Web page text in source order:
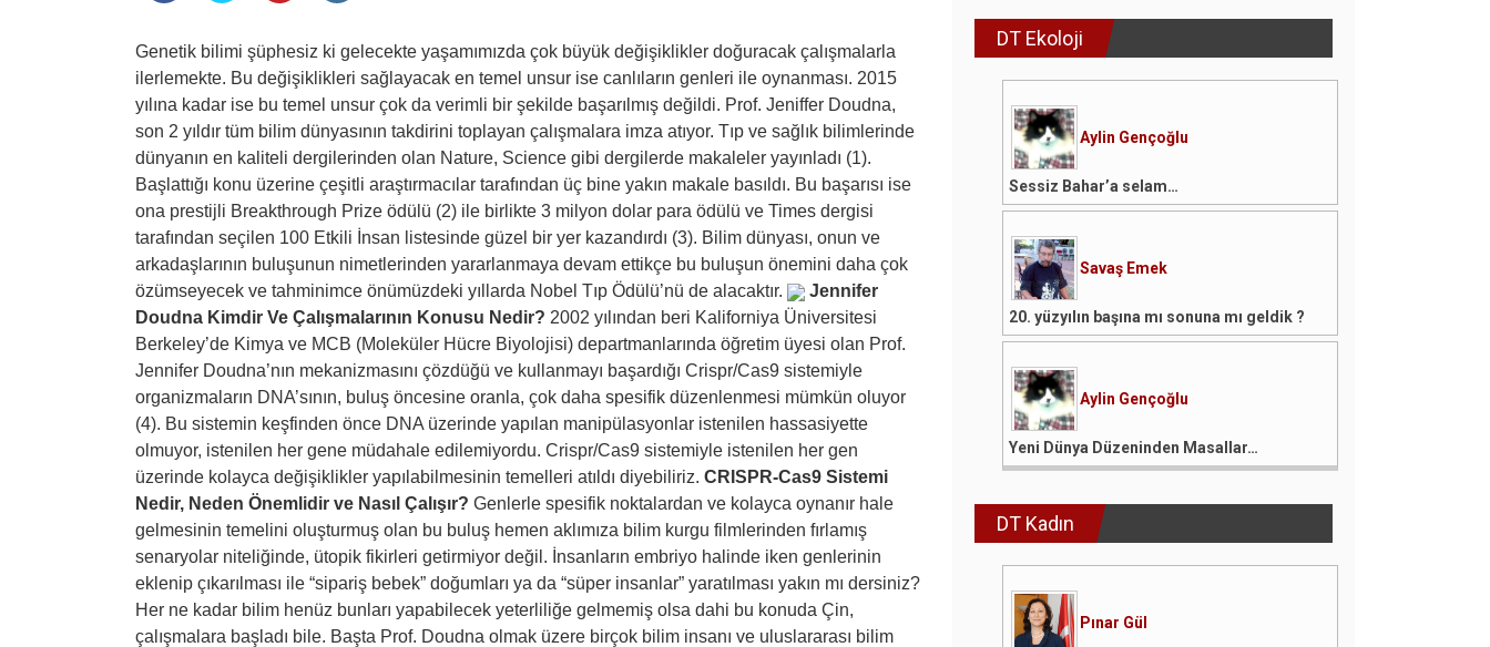
Genetik bilimi şüphesiz ki gelecekte yaşamımızda çok büyük değişiklikler doğuracak çalışmalarla
ilerlemekte. Bu değişiklikleri sağlayacak en temel unsur ise canlıların genleri ile oynanması. 2015
yılına kadar ise bu temel unsur çok da verimli bir şekilde başarılmış değildi. Prof. Jeniffer Doudna,
son 2 yıldır tüm bilim dünyasının takdirini toplayan çalışmalara imza atıyor. Tıp ve sağlık bilimlerinde
dünyanın en kaliteli dergilerinden olan Nature, Science gibi dergilerde makaleler yayınladı (1).
Başlattığı konu üzerine çeşitli araştırmacılar tarafından üç bine yakın makale basıldı. Bu başarısı ise
ona prestijli Breakthrough Prize ödülü (2) ile birlikte 3 milyon dolar para ödülü ve Times dergisi
tarafından seçilen 100 Etkili İnsan listesinde güzel bir yer kazandırdı (3). Bilim dünyası, onun ve
arkadaşlarının buluşunun nimetlerinden yararlanmaya devam ettikçe bu buluşun önemini daha çok
özümseyecek ve tahminimce önümüzdeki yıllarda Nobel Tıp Ödülü’nü de alacaktır.
Jennifer
Doudna Kimdir Ve Çalışmalarının Konusu Nedir? 2002 yılından beri Kaliforniya Üniversitesi
Berkeley’de Kimya ve MCB (Moleküler Hücre Biyolojisi) departmanlarında öğretim üyesi olan Prof.
Jennifer Doudna’nın mekanizmasını çözdüğü ve kullanmayı başardığı Crispr/Cas9 sistemiyle
organizmaların DNA’sının, buluş öncesine oranla, çok daha spesifik düzenlenmesi mümkün oluyor
(4). Bu sistemin keşfinden önce DNA üzerinde yapılan manipülasyonlar istenilen hassasiyette
olmuyor, istenilen her gene müdahale edilemiyordu. Crispr/Cas9 sistemiyle istenilen her gen
üzerinde kolayca değişiklikler yapılabilmesinin temelleri atıldı diyebiliriz. CRISPR-Cas9 Sistemi
Nedir, Neden Önemlidir ve Nasıl Çalışır? Genlerle spesifik noktalardan ve kolayca oynanır hale
gelmesinin temelini oluşturmuş olan bu buluş hemen aklımıza bilim kurgu filmlerinden fırlamış
senaryolar niteliğinde, ütopik fikirleri getirmiyor değil. İnsanların embriyo halinde iken genlerinin
eklenip çıkarılması ile “sipariş bebek” doğumları ya da “süper insanlar” yaratılması yakın mı dersiniz?
Her ne kadar bilim henüz bunları yapabilecek yeterliliğe gelmemiş olsa dahi bu konuda Çin,
çalışmalara başladı bile. Başta Prof. Doudna olmak üzere birçok bilim insanı ve uluslararası bilim
DT Ekoloji
Aylin Gençoğlu
Sessiz Bahar’a selam…
Savaş Emek
20. yüzyılın başına mı sonuna mı geldik ?
Aylin Gençoğlu
Yeni Dünya Düzeninden Masallar…
DT Kadın
Pınar Gül